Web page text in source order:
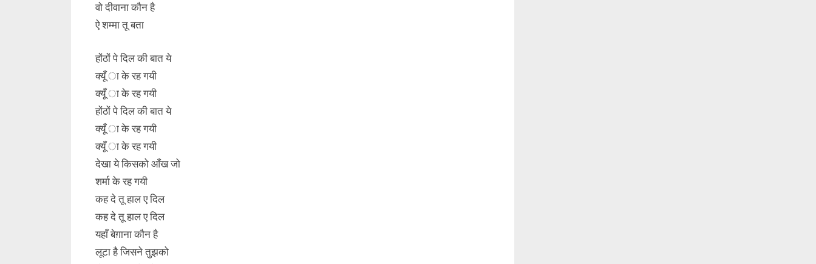
वो दीवाना कौन है
ऐ शम्मा तू बता
होंठों पे दिल की बात ये
क्यूँ ा के रह गयी
क्यूँ ा के रह गयी
होंठों पे दिल की बात ये
क्यूँ ा के रह गयी
क्यूँ ा के रह गयी
देखा ये किसको आँख जो
शर्मा के रह गयी
कह दे तू हाल ए दिल
कह दे तू हाल ए दिल
यहाँ बेग़ाना कौन है
लूटा है जिसने तुझको